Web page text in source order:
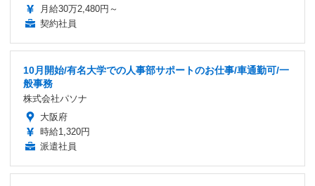
月給30万2,480円～
契約社員
10月開始/有名大学での人事部サポートのお仕事/車通勤可/一
般事務
株式会社パソナ
大阪府
時給1,320円
派遣社員